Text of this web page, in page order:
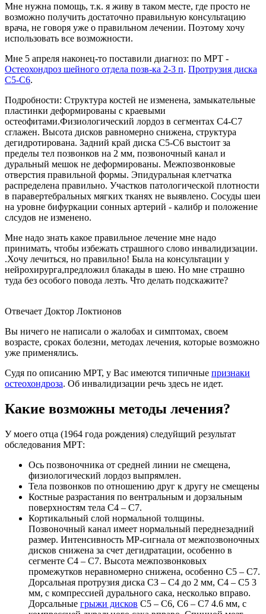
Мне нужна помощь, т.к. я живу в таком месте, где просто не
возможно получить достаточно правильную консультацию
врача, не говоря уже о правильном лечении. Поэтому хочу
использовать все возможности.
Мне 5 апреля наконец-то поставили диагноз: по МРТ -
Остеохондроз шейного отдела позв-ка 2-3 п. Протрузия диска
С5-С6.
Подробности: Структура костей не изменена, замыкательные
пластинки деформированы с краевыми
остеофитами.Физиологический лордоз в сегментах С4-С7
сглажен. Высота дисков равномерно снижена, структура
дегидротирована. Задний край диска С5-С6 выстоит за
пределы тел позвонков на 2 мм, позвоночный канал и
дуральный мешок не деформированы. Межпозвонковые
отверстия правильной формы. Эпидуральная клетчатка
распределена правильно. Участков патологической плотности
в паравертебральных мягких тканях не выявлено. Сосуды шеи
на уровне бифуркации сонных артерий - калибр и положение
слсудов не изменено.
Мне надо знать какое правильное лечение мне надо
принимать, чтобы избежать страшного слово инвалидизации.
.Хочу лечиться, но правильно! Была на консультации у
нейрохирурга,предложил блакады в шею. Но мне страшно
туда без особого повода лезть. Что делать подскажите?
Отвечает Доктор Локтионов
Вы ничего не написали о жалобах и симптомах, своем
возрасте, сроках болезни, методах лечения, которые возможно
уже применялись.
Судя по описанию МРТ, у Вас имеются типичные признаки
остеохондроза. Об инвалидизации речь здесь не идет.
Какие возможны методы лечения?
У моего отца (1964 года рождения) следуйщий результат
обследования МРТ:
Ось позвоночника от средней линии не смещена,
физиологический лордоз выпрямлен.
Тела позвонков по отношению друг к другу не смещены
Костные разрастания по вентральным и дорзальным
поверхностям тела С4 – С7.
Кортикальный слой нормальной толщины.
Позвоночный канал имеет нормальный переднезадний
размер. Интенсивность МР-сигнала от межпозвоночных
дисков снижена за счет дегидратации, особенно в
сегменте С4 – С7. Высота межпозвонковых
промежутков неравномерно снижена, особенно С5 – С7.
Дорсальная протрузия диска СЗ – С4 до 2 мм, С4 – С5 3
мм, с компрессией дурального сака, несколько вправо.
Дорсальные грыжи дисков С5 – С6, С6 – С7 4.6 мм, с